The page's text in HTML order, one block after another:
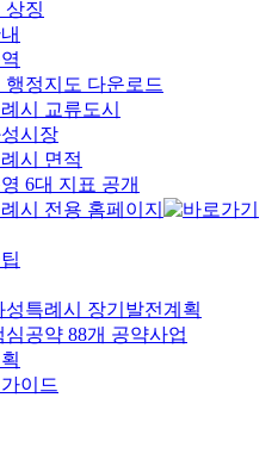
상징
행정지도 다운로드
시 교류도시
시장
시 면적
6대 지표 공개
시 전용 홈페이지
성특례시 장기발전계획
심공약 88개 공약사업
이드